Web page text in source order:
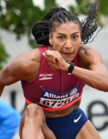
Van Damme :
Ross Sykes
avec l’Union